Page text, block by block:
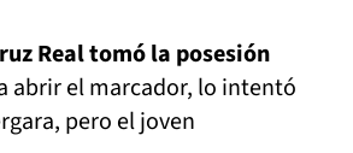
Real tomó la posesión
abrir el marcador, lo intentó
pero el joven